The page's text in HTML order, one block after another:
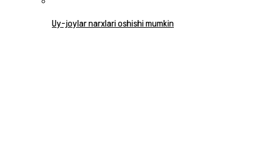
Uy-joylar narxlari oshishi mumkin